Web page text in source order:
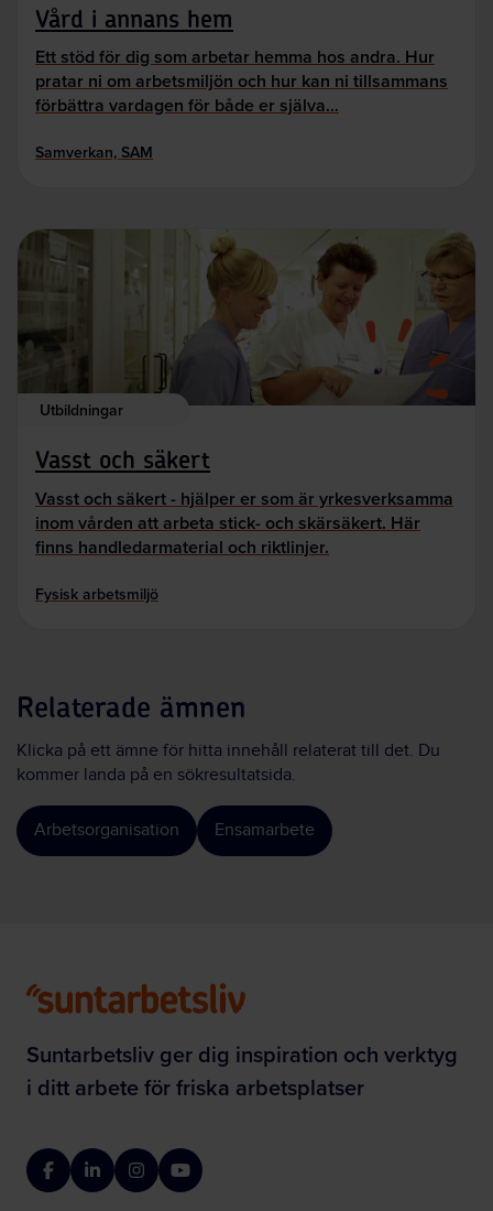
Vård i annans hem
Ett stöd för dig som arbetar hemma hos andra. Hur
pratar ni om arbetsmiljön och hur kan ni tillsammans
förbättra vardagen för både er själva…
Samverkan, SAM
Utbildningar
Vasst och säkert
Vasst och säkert - hjälper er som är yrkesverksamma
inom vården att arbeta stick- och skärsäkert. Här
finns handledarmaterial och riktlinjer.
Fysisk arbetsmiljö
Relaterade ämnen
Klicka på ett ämne för hitta innehåll relaterat till det. Du
kommer landa på en sökresultatsida.
Arbetsorganisation Ensamarbete
Suntarbetsliv ger dig inspiration och verktyg
i ditt arbete för friska arbetsplatser
FacebookLinkedInInstagramYouTube